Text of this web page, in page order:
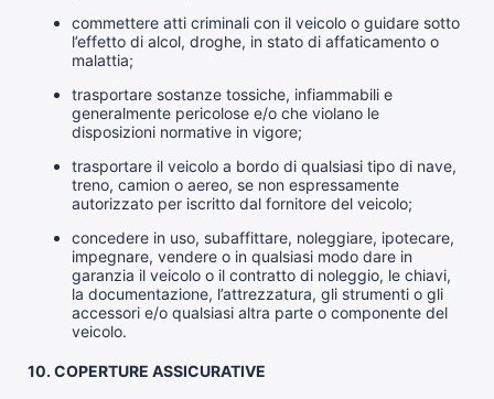
commettere atti criminali con il veicolo o guidare sotto
l’effetto di alcol, droghe, in stato di affaticamento o
malattia;
trasportare sostanze tossiche, infiammabili e
generalmente pericolose e/o che violano le
disposizioni normative in vigore;
trasportare il veicolo a bordo di qualsiasi tipo di nave,
treno, camion o aereo, se non espressamente
autorizzato per iscritto dal fornitore del veicolo;
concedere in uso, subaffittare, noleggiare, ipotecare,
impegnare, vendere o in qualsiasi modo dare in
garanzia il veicolo o il contratto di noleggio, le chiavi,
la documentazione, l’attrezzatura, gli strumenti o gli
accessori e/o qualsiasi altra parte o componente del
veicolo.
10. COPERTURE ASSICURATIVE